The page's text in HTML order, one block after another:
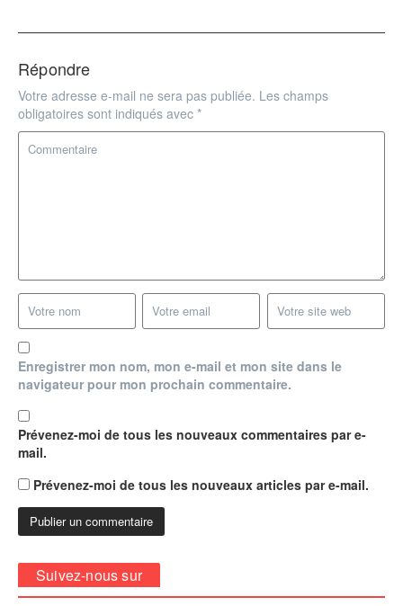
Répondre
Votre adresse e-mail ne sera pas publiée. Les champs
obligatoires sont indiqués avec *
Enregistrer mon nom, mon e-mail et mon site dans le
navigateur pour mon prochain commentaire.
Prévenez-moi de tous les nouveaux commentaires par e-
mail.
Prévenez-moi de tous les nouveaux articles par e-mail.
Suivez-nous sur